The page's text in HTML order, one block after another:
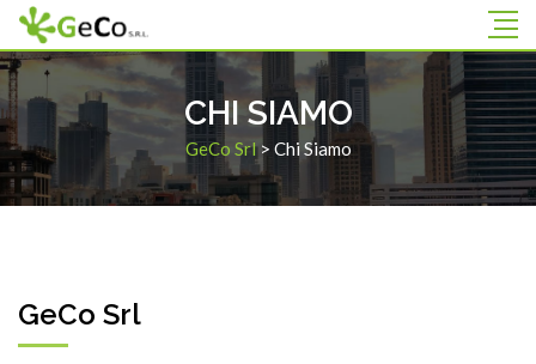
CHI SIAMO
GeCo Srl> Chi Siamo
GeCo Srl